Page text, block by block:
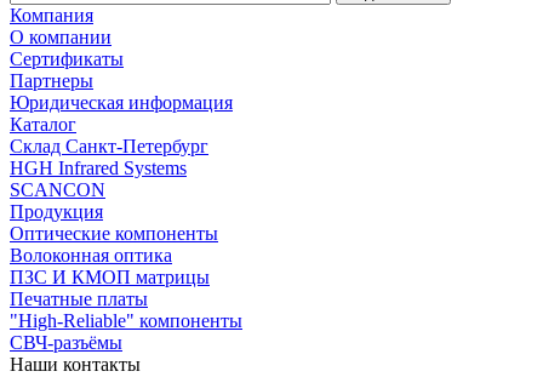
Компания
О компании
Сертификаты
Партнеры
Юридическая информация
Каталог
Cклад Санкт-Петербург
HGH Infrared Systems
SCANCON
Продукция
Оптические компоненты
Волоконная оптика
ПЗС И КМОП матрицы
Печатные платы
"High-Reliable" компоненты
СВЧ-разъёмы
Наши контакты